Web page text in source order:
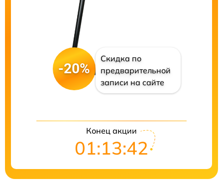
-20%
Скидка по
предварительной
записи на сайте
Конец акции
01:13:41